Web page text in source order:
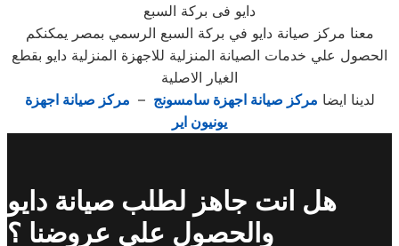
دايو فى بركة السبع
معنا مركز صيانة دايو في بركة السبع الرسمي بمصر يمكنكم
الحصول علي خدمات الصيانة المنزلية للاجهزة المنزلية دايو بقطع
الغيار الاصلية
لدينا ايضا مركز صيانة اجهزة سامسونج – مركز صيانة اجهزة
يونيون اير
هل انت جاهز لطلب صيانة دايو
والحصول علي عروضنا ؟